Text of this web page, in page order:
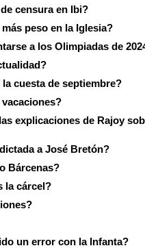
censura en Ibi?
peso en la Iglesia?
a los Olimpiadas de
cuesta de septiembre?
explicaciones de Rajoy
a José Bretón?
Bárcenas?
la cárcel?
un error con la Infanta?